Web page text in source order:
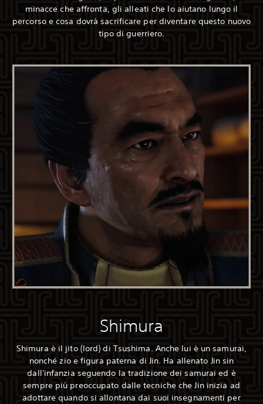
minacce che affronta, gli alleati che lo aiutano lungo il
percorso e cosa dovrà sacrificare per diventare questo nuovo
tipo di guerriero.
Shimura
Shimura è il jito (lord) di Tsushima. Anche lui è un samurai,
nonché zio e figura paterna di Jin. Ha allenato Jin sin
dall'infanzia seguendo la tradizione dei samurai ed è
sempre più preoccupato dalle tecniche che Jin inizia ad
adottare quando si allontana dai suoi insegnamenti per